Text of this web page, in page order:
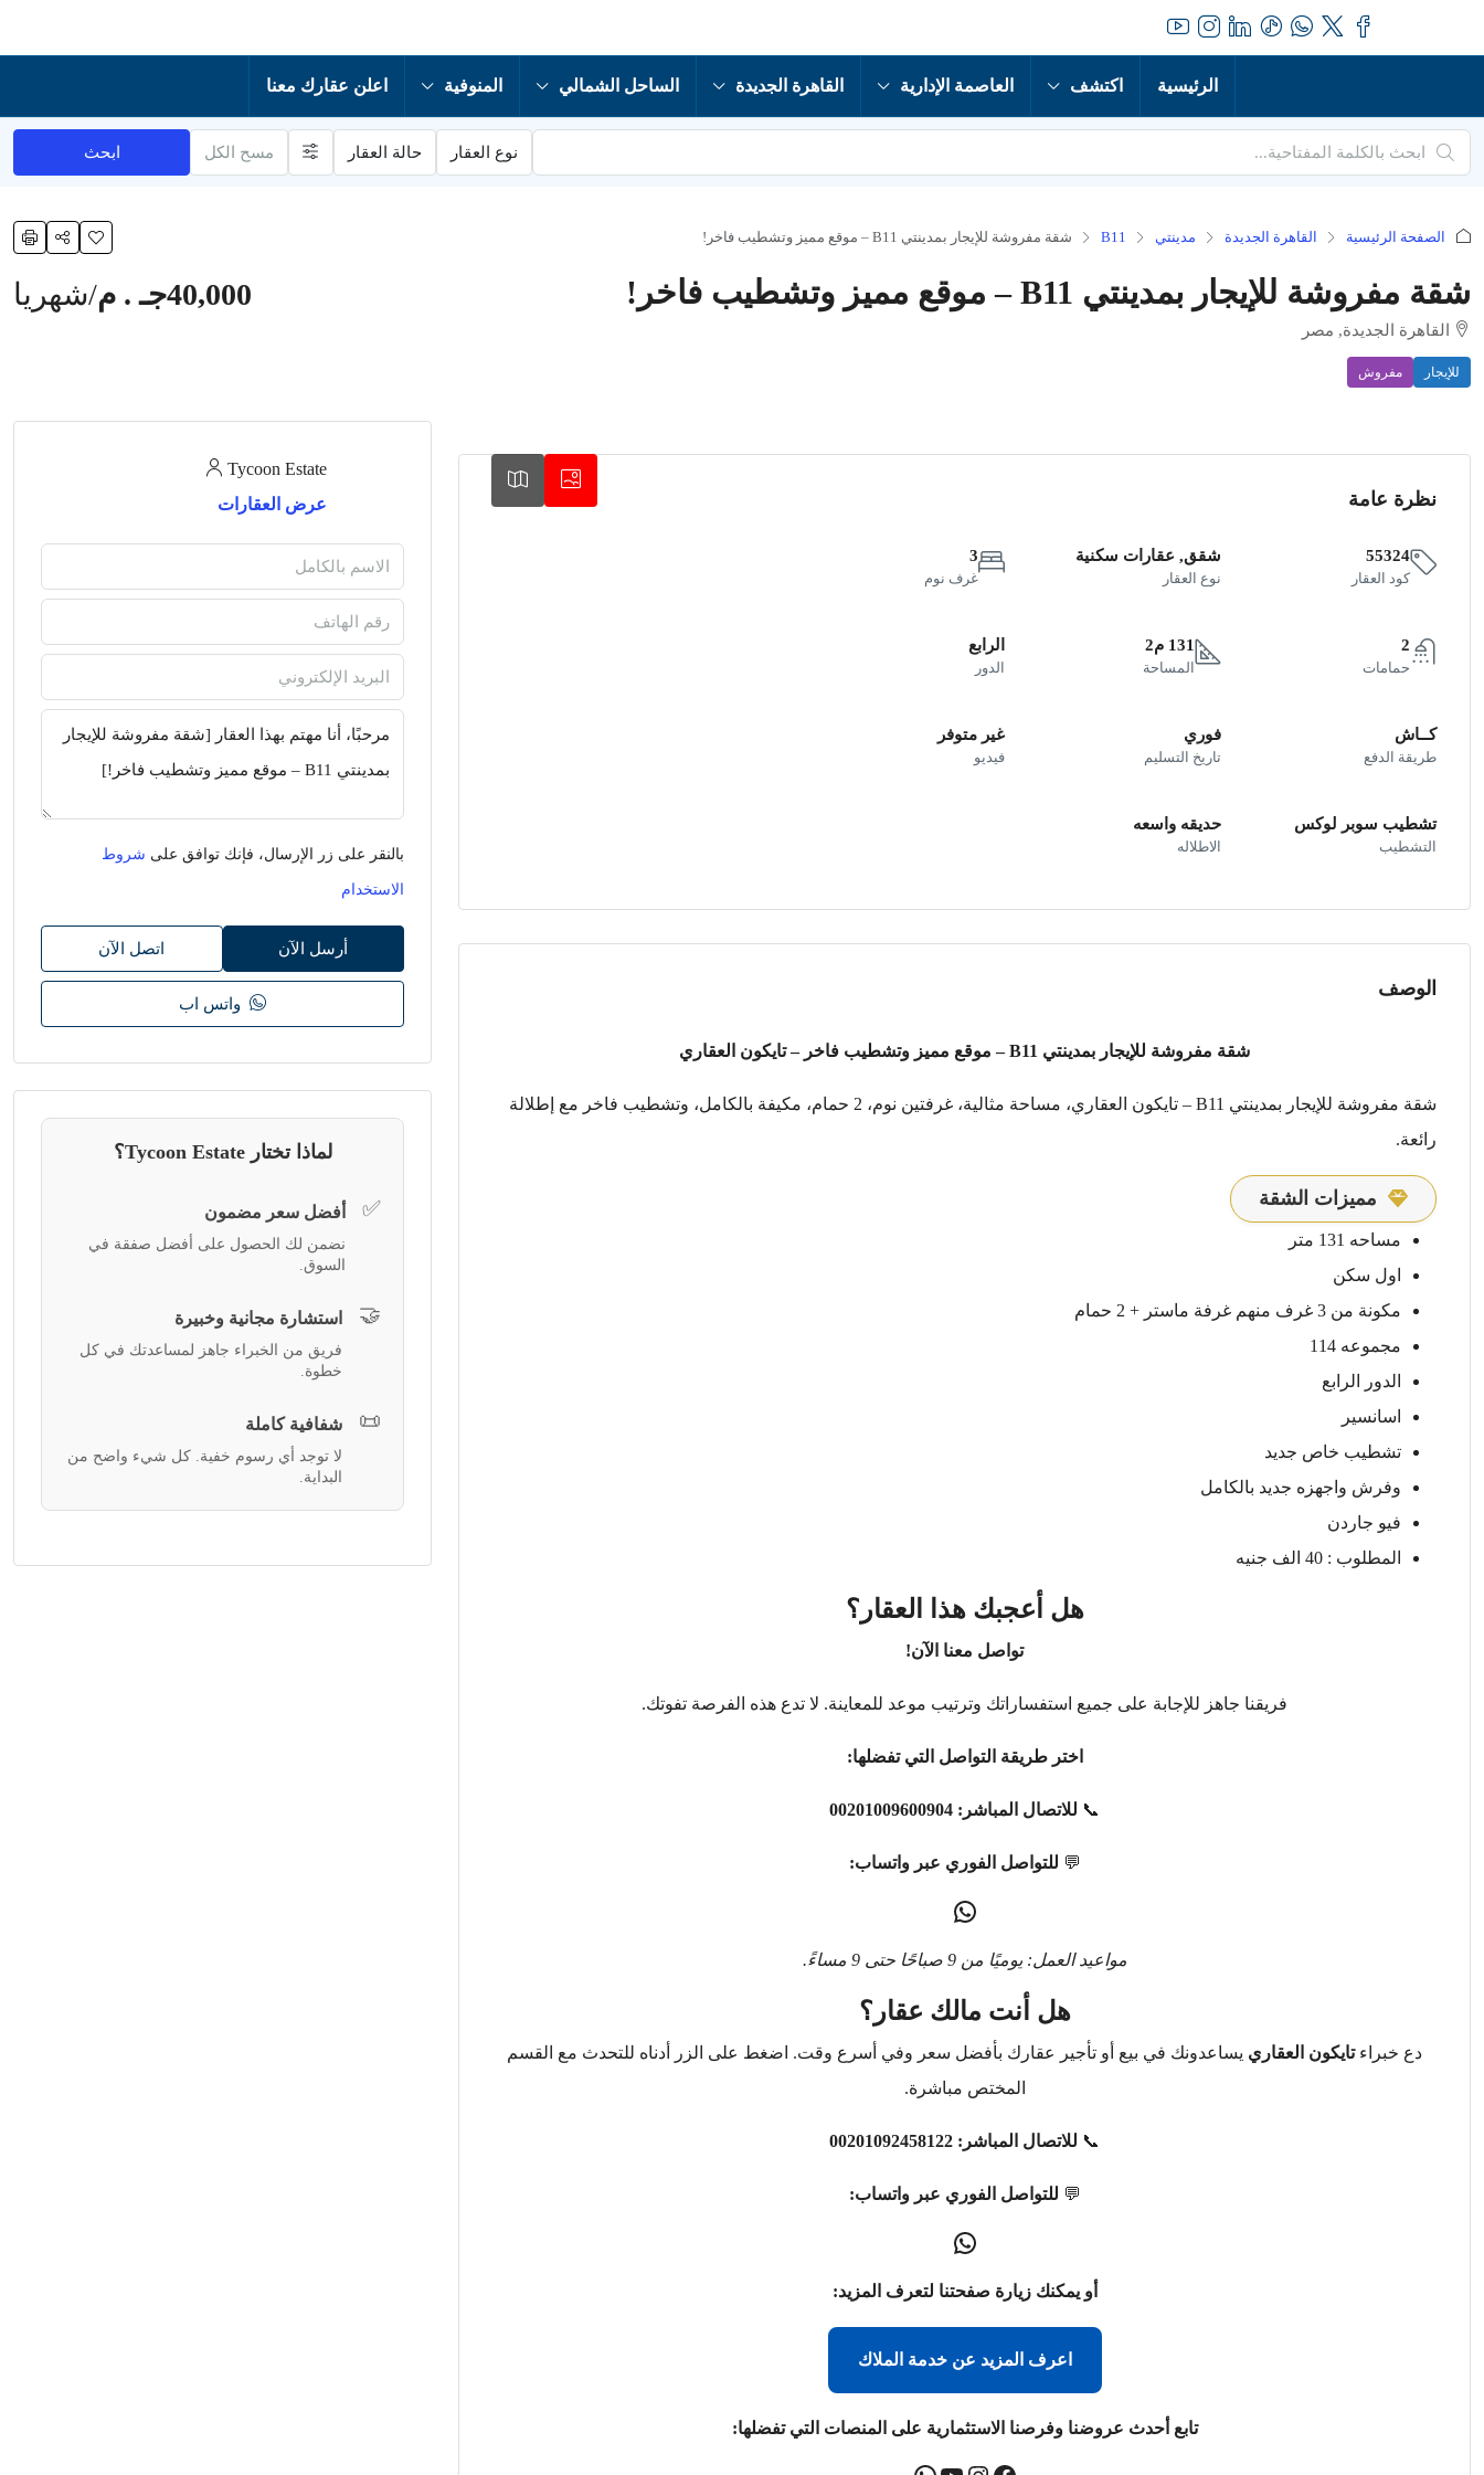
الرئيسية اكتشف العاصمة الإدارية القاهرة الجديدة الساحل الشمالي المنوفية اعلن عقارك معنا
نوع العقار حالة العقار مسح الكل ابحث
الصفحة الرئيسية القاهرة الجديدة مدينتي B11 شقة مفروشة للإيجار بمدينتي B11 – موقع مميز وتشطيب فاخر!
شقة مفروشة للإيجار بمدينتي B11 – موقع مميز وتشطيب فاخر!
القاهرة الجديدة, مصر
للإيجار مفروش
40,000جـ . م /شهريا
نظرة عامة
55324
كود العقار
شقق, عقارات سكنية
نوع العقار
3
غرف نوم
2
حمامات
131 م2
المساحة
الرابع
الدور
كــاش
طريقة الدفع
فوري
تاريخ التسليم
غير متوفر
فيديو
تشطيب سوبر لوكس
التشطيب
حديقه واسعه
الاطلاله
الوصف
شقة مفروشة للإيجار بمدينتي B11 – موقع مميز وتشطيب فاخر – تايكون العقاري
شقة مفروشة للإيجار بمدينتي B11 – تايكون العقاري، مساحة مثالية، غرفتين نوم، 2 حمام، مكيفة بالكامل، وتشطيب فاخر مع إطلالة
رائعة.
مميزات الشقة
مساحه 131 متر
اول سكن
مكونة من 3 غرف منهم غرفة ماستر + 2 حمام
مجموعه 114
الدور الرابع
اسانسير
تشطيب خاص جديد
وفرش واجهزه جديد بالكامل
فيو جاردن
المطلوب : 40 الف جنيه
هل أعجبك هذا العقار؟
تواصل معنا الآن!
فريقنا جاهز للإجابة على جميع استفساراتك وترتيب موعد للمعاينة. لا تدع هذه الفرصة تفوتك.
اختر طريقة التواصل التي تفضلها:
📞 للاتصال المباشر: 00201009600904
💬 للتواصل الفوري عبر واتساب:
مواعيد العمل: يوميًا من 9 صباحًا حتى 9 مساءً.
هل أنت مالك عقار؟
دع خبراءتايكون العقاري يساعدونك في بيع أو تأجير عقارك بأفضل سعر وفي أسرع وقت. اضغط على الزر أدناه للتحدث مع القسم
المختص مباشرة.
📞 للاتصال المباشر: 00201092458122
💬 للتواصل الفوري عبر واتساب:
أو يمكنك زيارة صفحتنا لتعرف المزيد:
اعرف المزيد عن خدمة الملاك
تابع أحدث عروضنا وفرصنا الاستثمارية على المنصات التي تفضلها:
Tycoon Estate
عرض العقارات
بالنقر على زر الإرسال، فإنك توافق على شروط
الاستخدام
أرسل الآن اتصل الآن
واتس اب
لماذا تختار Tycoon Estate؟
✅ أفضل سعر مضمون
نضمن لك الحصول على أفضل صفقة في
السوق.
🤝 استشارة مجانية وخبيرة
فريق من الخبراء جاهز لمساعدتك في كل
خطوة.
📜 شفافية كاملة
لا توجد أي رسوم خفية. كل شيء واضح من
البداية.